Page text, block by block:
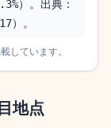
）。出典：
）。
しています。
地点